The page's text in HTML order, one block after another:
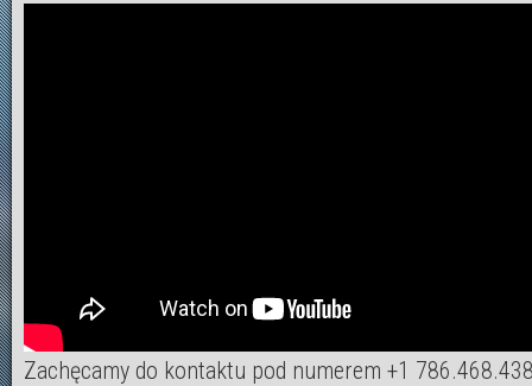
Zachęcamy do kontaktu pod numerem +1